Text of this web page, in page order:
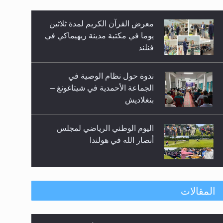
معرض القرآن الكريم لمدة ثلاثين
يوما في مكتبة مدينة ريهيماكي في
فنلند
ندوة حول نظام الوصية في
الجماعة الأحمدية في شيتاغونغ –
بنغلاديش
اليوم الوطني الرياضي لمجلس
أنصار الله في هولندا
إتمام حفظ القرآن الكريم لثلاثة
المقالات